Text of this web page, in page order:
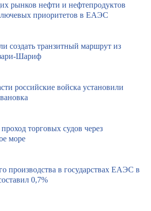
рынков нефти и нефтепродуктов
приоритетов в ЕАЭС
создать транзитный маршрут из
Шариф
российские войска установили
торговых судов через
море
производства в государствах ЕАЭС в
0,7%